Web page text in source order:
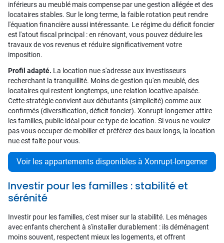
inférieurs au meublé mais compense par une gestion allégée et des
locataires stables. Sur le long terme, la faible rotation peut rendre
l'équation financière aussi intéressante. Le régime du déficit foncier
est l'atout fiscal principal : en rénovant, vous pouvez déduire les
travaux de vos revenus et réduire significativement votre
imposition.
Profil adapté. La location nue s'adresse aux investisseurs
recherchant la tranquillité. Moins de gestion qu'en meublé, des
locataires qui restent longtemps, une relation locative apaisée.
Cette stratégie convient aux débutants (simplicité) comme aux
confirmés (diversification, déficit foncier). Xonrupt-longemer attire
les familles, public idéal pour ce type de location. Si vous ne voulez
pas vous occuper de mobilier et préférez des baux longs, la location
nue est faite pour vous.
Voir les appartements disponibles à Xonrupt-longemer
Investir pour les familles : stabilité et
sérénité
Investir pour les familles, c'est miser sur la stabilité. Les ménages
avec enfants cherchent à s'installer durablement : ils déménagent
moins souvent, respectent mieux les logements, et offrent